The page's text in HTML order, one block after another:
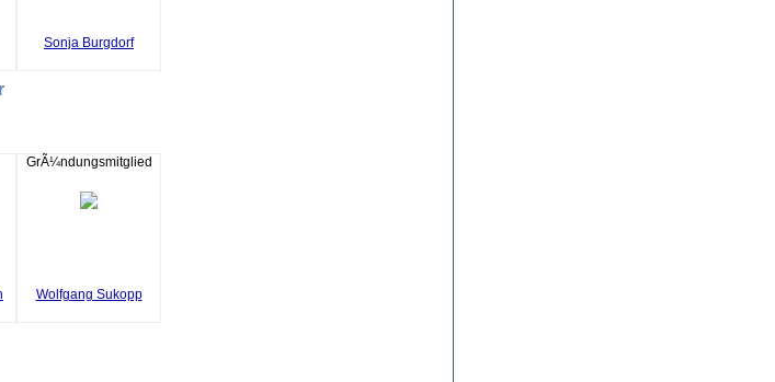
Sonja Burgdorf
GrÃ¼ndungsmitglied
Wolfgang Sukopp